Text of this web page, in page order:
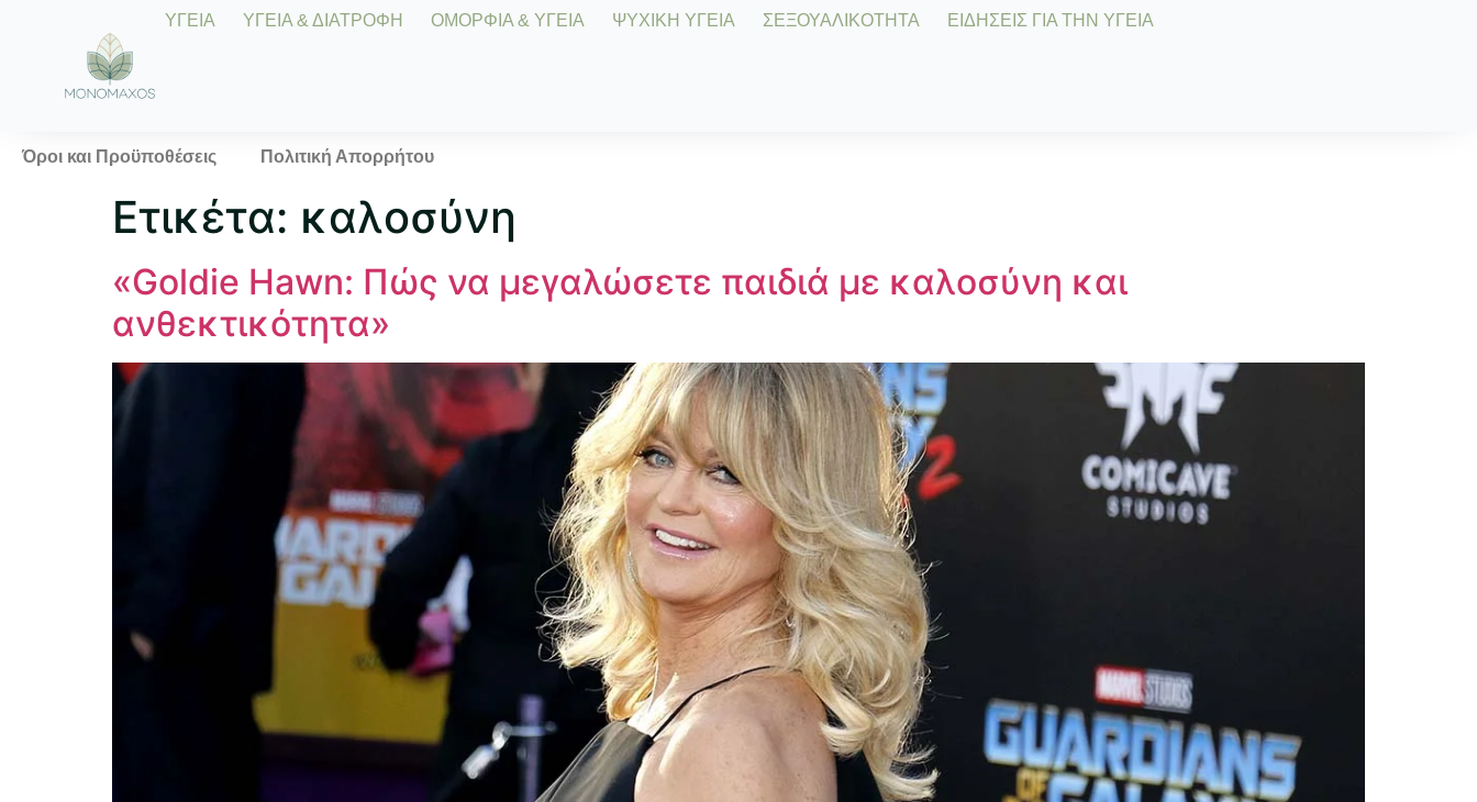
ΥΓΕΙΑ ΥΓΕΙΑ & ΔΙΑΤΡΟΦΗ ΟΜΟΡΦΙΑ & ΥΓΕΙΑ ΨΥΧΙΚΗ ΥΓΕΙΑ ΣΕΞΟΥΑΛΙΚΟΤΗΤΑ ΕΙΔΗΣΕΙΣ ΓΙΑ ΤΗΝ ΥΓΕΙΑ
Όροι και Προϋποθέσεις Πολιτική Απορρήτου
Ετικέτα: καλοσύνη
«Goldie Hawn: Πώς να μεγαλώσετε παιδιά με καλοσύνη και
ανθεκτικότητα»